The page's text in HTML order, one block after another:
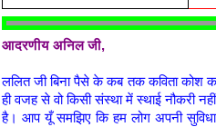
आदरणीय अनिल जी,
ललित जी बिना पैसे के कब तक कविता कोश
ही वजह से वो किसी संस्था में स्थाई नौकरी
है। आप यूँ समझिए कि हम लोग अपनी